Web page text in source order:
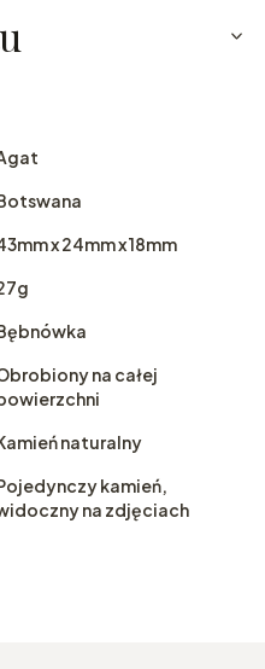
x 24mm x 18mm
na całej
naturalny
kamień,
na zdjęciach